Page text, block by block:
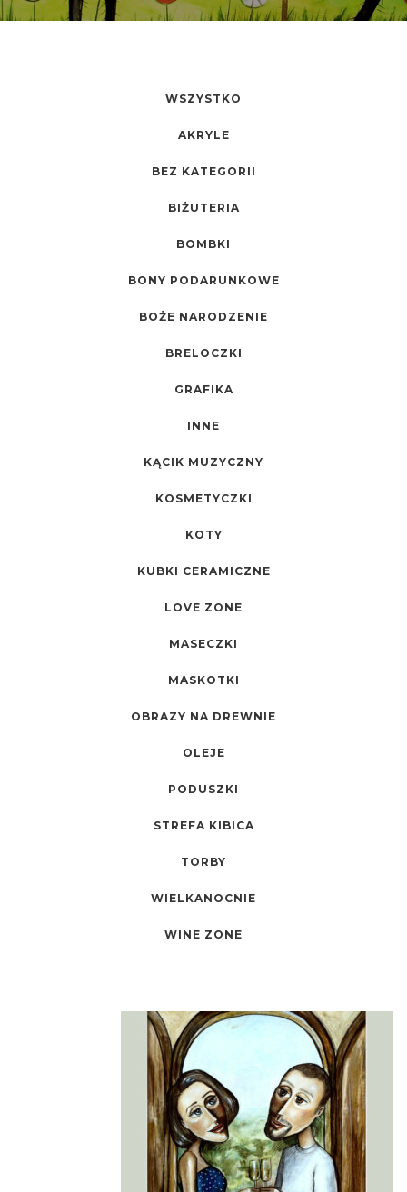
WSZYSTKO
AKRYLE
BEZ KATEGORII
BIŻUTERIA
BOMBKI
BONY PODARUNKOWE
BOŻE NARODZENIE
BRELOCZKI
GRAFIKA
INNE
KĄCIK MUZYCZNY
KOSMETYCZKI
KOTY
KUBKI CERAMICZNE
LOVE ZONE
MASECZKI
MASKOTKI
OBRAZY NA DREWNIE
OLEJE
PODUSZKI
STREFA KIBICA
TORBY
WIELKANOCNIE
WINE ZONE